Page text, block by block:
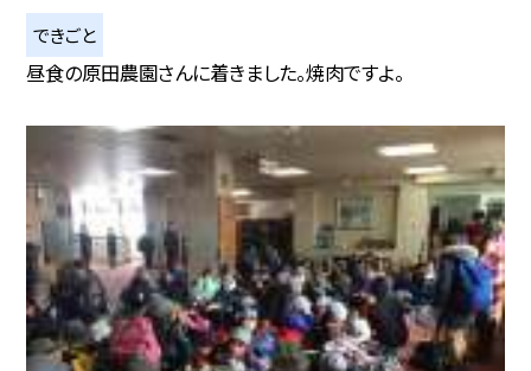
できごと
昼食の原田農園さんに着きました。焼肉ですよ。